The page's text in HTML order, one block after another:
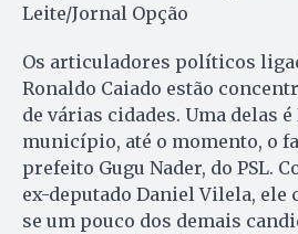
Leite/Jornal Opção
Os articuladores políticos
Ronaldo Caiado estão
de várias cidades. Uma delas
município, até o momento, o
prefeito Gugu Nader, do PSL.
ex-deputado Daniel Vilela, ele
se um pouco dos demais